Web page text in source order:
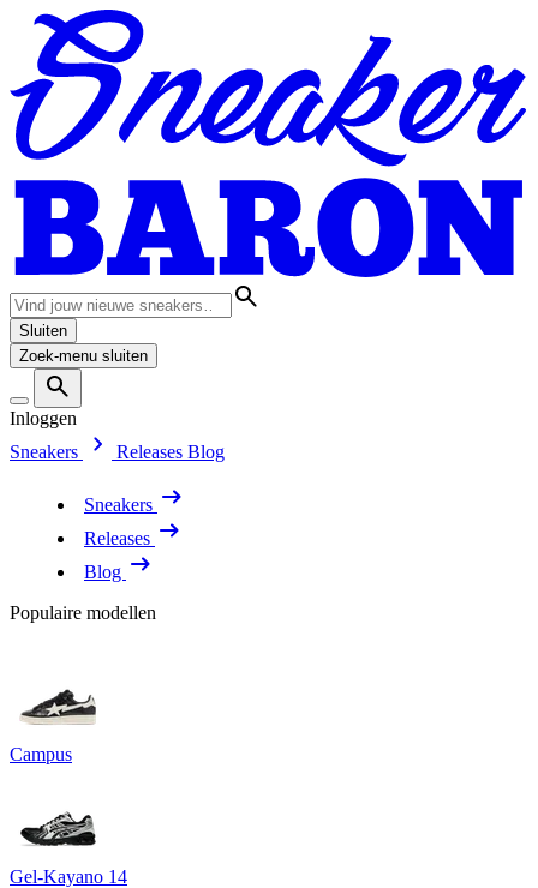
Sluiten
Zoek-menu sluiten
Inloggen
Sneakers
Releases Blog
Sneakers
Releases
Blog
Populaire modellen
Campus
Gel-Kayano 14